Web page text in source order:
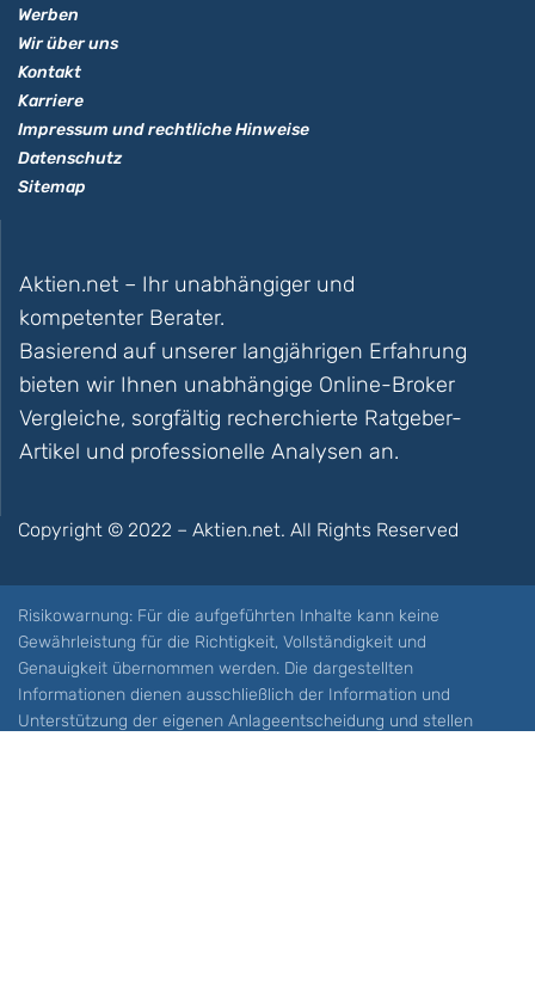
Werben
Wir über uns
Kontakt
Karriere
Impressum und rechtliche Hinweise
Datenschutz
Sitemap
Aktien.net – Ihr unabhängiger und
kompetenter Berater.
Basierend auf unserer langjährigen Erfahrung
bieten wir Ihnen unabhängige Online-Broker
Vergleiche, sorgfältig recherchierte Ratgeber-
Artikel und professionelle Analysen an.
Copyright © 2022 – Aktien.net. All Rights Reserved
Risikowarnung: Für die aufgeführten Inhalte kann keine
Gewährleistung für die Richtigkeit, Vollständigkeit und
Genauigkeit übernommen werden. Die dargestellten
Informationen dienen ausschließlich der Information und
Unterstützung der eigenen Anlageentscheidung und stellen